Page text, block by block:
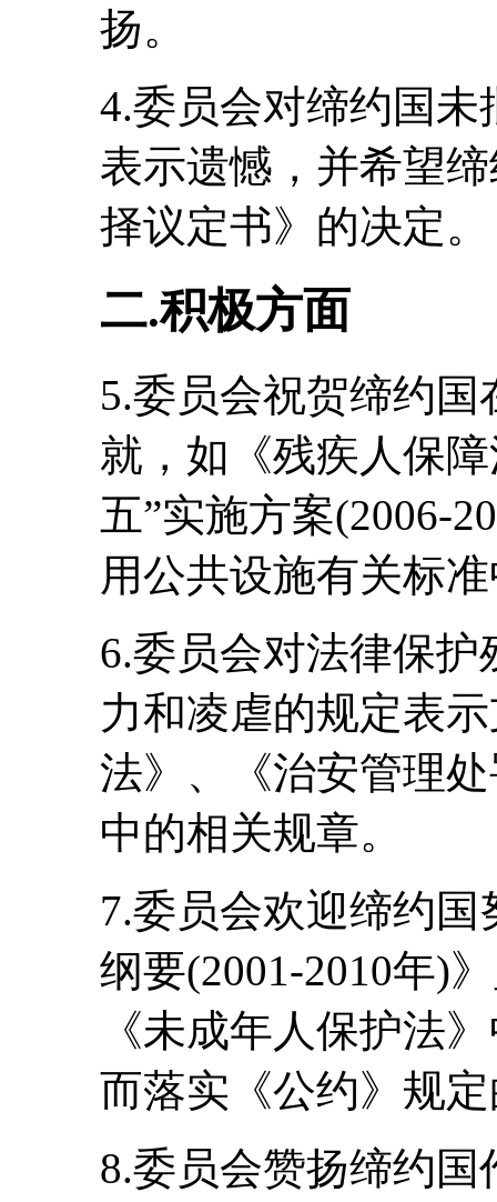
扬。
4.委员会对缔约国
表示遗憾，并希望
择议定书》的决定。
二.积极方面
5.委员会祝贺缔约
就，如《残疾人保
五”实施方案(2006-
用公共设施有关标
6.委员会对法律保
力和凌虐的规定表
法》、《治安管理
中的相关规章。
7.委员会欢迎缔约
纲要(2001-2010年)
《未成年人保护法
而落实《公约》规
8.委员会赞扬缔约